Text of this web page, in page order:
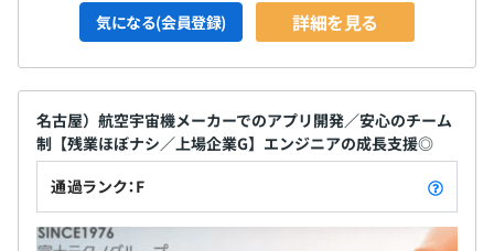
気になる(会員登録) 詳細を見る
名古屋）航空宇宙機メーカーでのアプリ開発／安心のチーム
制【残業ほぼナシ／上場企業G】エンジニアの成長支援◎
通過ランク：F